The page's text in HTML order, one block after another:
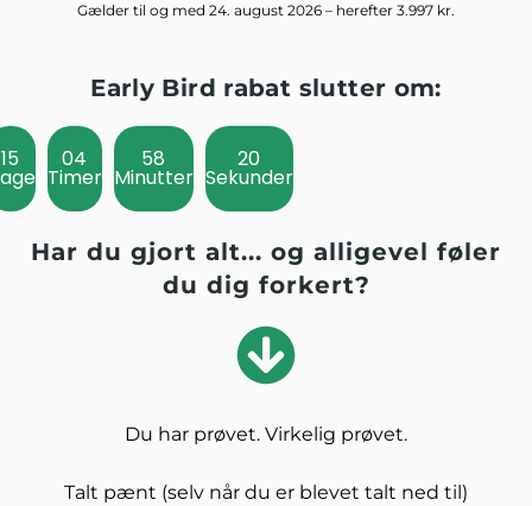
Gælder til og med 24. august 2026 – herefter 3.997 kr.
Early Bird rabat slutter om:
15 04
Timer
58
Minutter
19
Sekunder
Har du gjort alt... og alligevel føler
du dig forkert?
Du har prøvet. Virkelig prøvet.
Talt pænt (selv når du er blevet talt ned til)